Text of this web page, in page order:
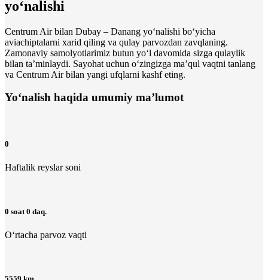
yo‘nalishi
Centrum Air bilan Dubay – Danang yo‘nalishi bo‘yicha
aviachiptalarni xarid qiling va qulay parvozdan zavqlaning.
Zamonaviy samolyotlarimiz butun yo‘l davomida sizga qulaylik
bilan ta’minlaydi. Sayohat uchun o‘zingizga maʼqul vaqtni tanlang
va Centrum Air bilan yangi ufqlarni kashf eting.
Yo‘nalish haqida umumiy ma’lumot
0
Haftalik reyslar soni
0 soat 0 daq.
O‘rtacha parvoz vaqti